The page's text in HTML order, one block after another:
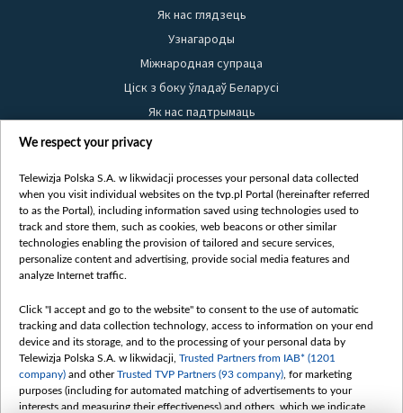
Як нас глядзець
Узнагароды
Міжнародная супраца
Ціск з боку ўладаў Беларусі
Як нас падтрымаць
Правілы выкарыстання матэрыялаў
Бяспека
Youtube
Белсат news
Белсат Shorts
Жэстачайшы мульт
Belsat English
Biełsat PL
Белсат Now
Белсат History
We respect your privacy
Telewizja Polska S.A. w likwidacji processes your personal data collected
when you visit individual websites on the tvp.pl Portal (hereinafter referred
to as the Portal), including information saved using technologies used to
track and store them, such as cookies, web beacons or other similar
technologies enabling the provision of tailored and secure services,
personalize content and advertising, provide social media features and
analyze Internet traffic.
Click "I accept and go to the website" to consent to the use of automatic
tracking and data collection technology, access to information on your end
device and its storage, and to the processing of your personal data by
Telewizja Polska S.A. w likwidacji, Trusted Partners from IAB* (1201
company) and otherTrusted TVP Partners (93 company) , for marketing
purposes (including for automated matching of advertisements to your
interests and measuring their effectiveness) and others, which we indicate